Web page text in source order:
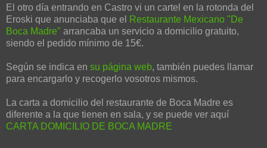
El otro día entrando en Castro vi un cartel en la rotonda del
Eroski que anunciaba que el
Restaurante Mexicano "De
Boca Madre" arrancaba un servicio a domicilio gratuito,
siendo el pedido mínimo de 15€.
Según se indica en su página web, también puedes llamar
para encargarlo y recogerlo vosotros mismos.
La carta a domicilio del restaurante de Boca Madre es
diferente a la que tienen en sala, y se puede ver aquí
CARTA DOMICILIO DE BOCA MADRE